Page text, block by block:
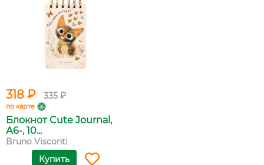
318 ₽ 335 ₽
по карте
Блокнот Cute Journal,
А6-, 10...
Bruno Visconti
Купить